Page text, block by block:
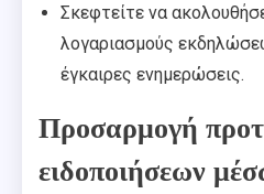
Σκεφτείτε να
λογαριασμούς
έγκαιρες ενημερώσεις.
Προσαρμογή
ειδοποιήσεων